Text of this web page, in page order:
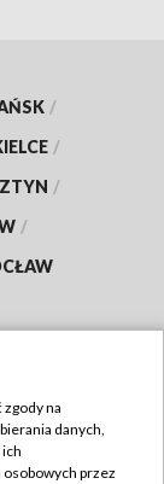
/
/
/
/
na
danych,
przez